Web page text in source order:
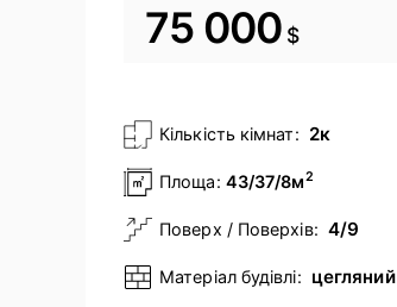
75 000 $
Кількість кімнат: 2к
Площа: 43/37/8м2
Поверх / Поверхів: 4/9
Матеріал будівлі: цегляний